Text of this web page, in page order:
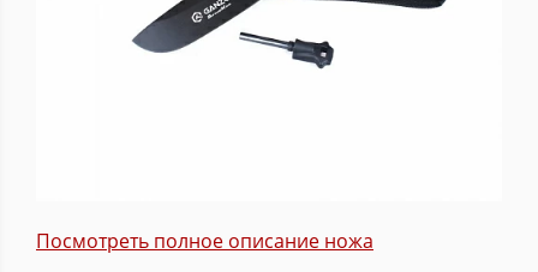
Посмотреть полное описание ножа